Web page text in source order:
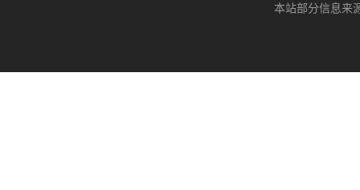
本站部分信息来